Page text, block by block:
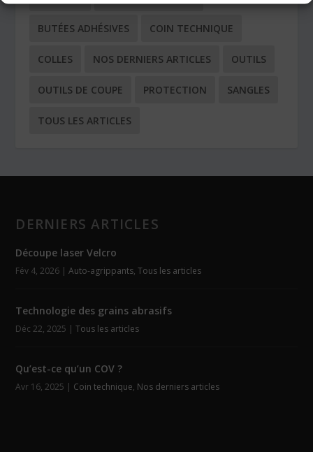
BUTÉES ADHÉSIVES COIN TECHNIQUE
COLLES NOS DERNIERS ARTICLES OUTILS
OUTILS DE COUPE PROTECTION SANGLES
TOUS LES ARTICLES
DERNIERS ARTICLES
Découpe laser Velcro
Fév 4, 2026 |Auto-agrippants,Tous les articles
Technologie des grains abrasifs
Déc 22, 2025 |Tous les articles
Qu’est-ce qu’un COV ?
Avr 16, 2025 | Coin technique, Nos derniers articles